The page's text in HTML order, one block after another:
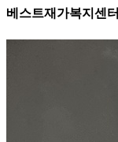
베스트재가복지센터